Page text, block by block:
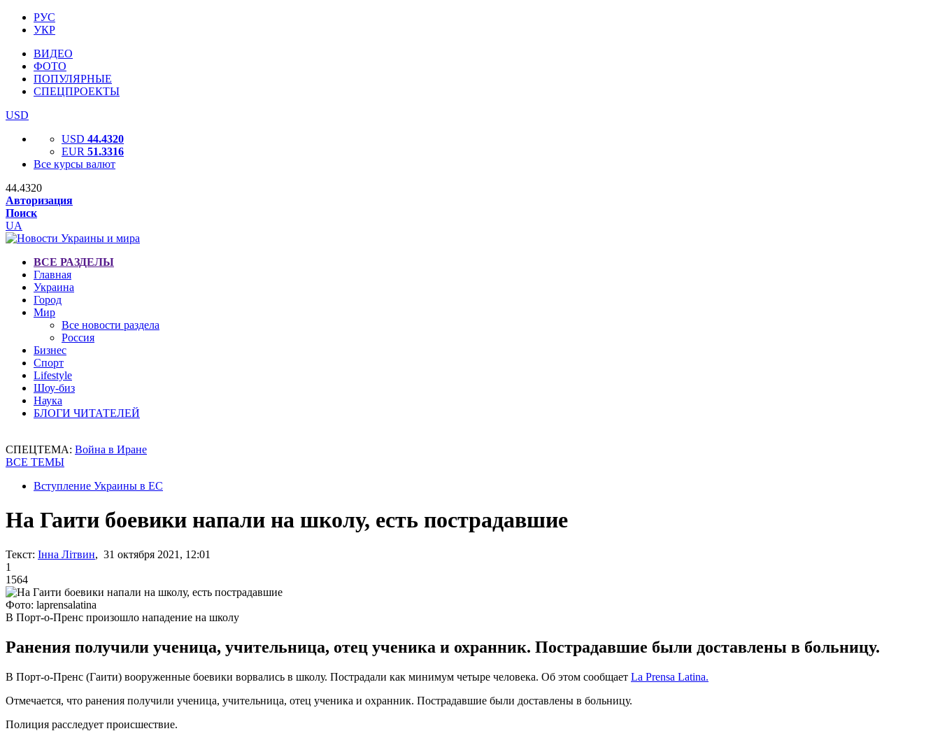
РУС
УКР
ВИДЕО
ФОТО
ПОПУЛЯРНЫЕ
СПЕЦПРОЕКТЫ
USD
USD 44.4320
EUR 51.3316
Все курсы валют
44.4320
Авторизация
Поиск
UA
ВСЕ РАЗДЕЛЫ
Главная
Украина
Город
Мир
Все новости раздела
Россия
Бизнес
Спорт
Lifestyle
Шоу-биз
Наука
БЛОГИ ЧИТАТЕЛЕЙ
СПЕЦТЕМА: Война в Иране
ВСЕ ТЕМЫ
Вступление Украины в ЕС
На Гаити боевики напали на школу, есть пострадавшие
Текст: Інна Літвин, 31 октября 2021, 12:01
1
1564
Фото: laprensalatina
В Порт-о-Пренс произошло нападение на школу
Ранения получили ученица, учительница, отец ученика и охранник. Пострадавшие были доставлены в больницу.
В Порт-о-Пренс (Гаити) вооруженные боевики ворвались в школу. Пострадали как минимум четыре человека. Об этом сообщает La Prensa Latina.
Отмечается, что ранения получили ученица, учительница, отец ученика и охранник. Пострадавшие были доставлены в больницу.
Полиция расследует происшествие.